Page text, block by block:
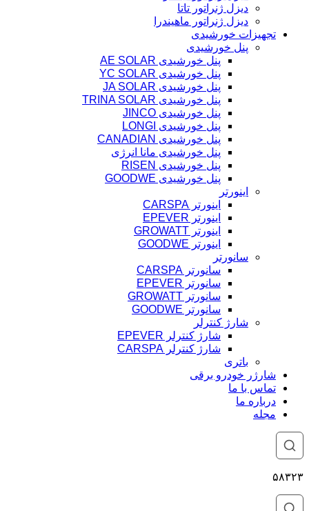
دیزل ژنراتور تاتا
دیزل ژنراتور ماهیندرا
تجهیزات خورشیدی
پنل خورشیدی
پنل خورشیدی AE SOLAR
پنل خورشیدی YC SOLAR
پنل خورشیدی JA SOLAR
پنل خورشیدی TRINA SOLAR
پنل خورشیدی JINCO
پنل خورشیدی LONGI
پنل خورشیدی CANADIAN
پنل خورشیدی مانا انرژی
پنل خورشیدی RISEN
پنل خورشیدی GOODWE
اینورتر
اینورتر CARSPA
اینورتر EPEVER
اینورتر GROWATT
اینورتر GOODWE
سانورتر
سانورتر CARSPA
سانورتر EPEVER
سانورتر GROWATT
سانورتر GOODWE
شارژ کنترلر
شارژ کنترلر EPEVER
شارژ کنترلر CARSPA
باتری
شارژر خودرو برقی
تماس با ما
درباره ما
مجله
۵۸۳۲۳